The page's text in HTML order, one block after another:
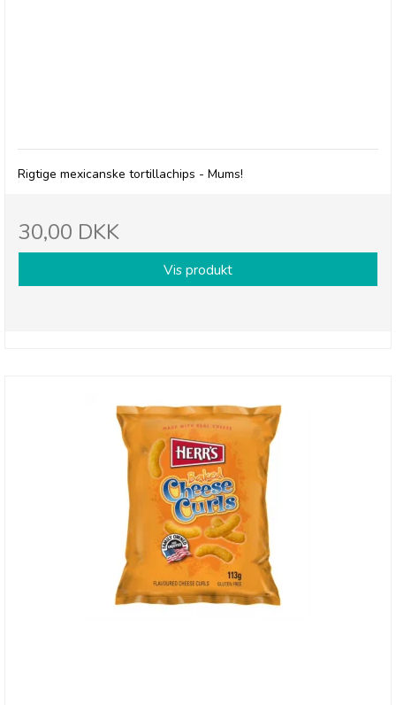
Rigtige mexicanske tortillachips - Mums!
30,00 DKK
Vis produkt